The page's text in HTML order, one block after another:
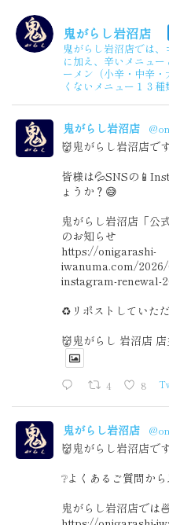
鬼がらし岩沼店
鬼がらし岩沼店では
に加え、辛いメニュ
ーメン（小辛・中辛
くないメニュー１３種
鬼がらし岩沼店
👹鬼がらし岩沼店です
皆様は💦SNSの
ょうか？😅
鬼がらし岩沼店「公
のお知らせ
https://onigarashi-
iwanuma.com/
instagram-renewal-
♻️リポストしていた
👹鬼がらし 岩沼店 店
4 8
鬼がらし岩沼店
👹鬼がらし岩沼店です
❔よくあるご質問か
鬼がらし岩沼店では